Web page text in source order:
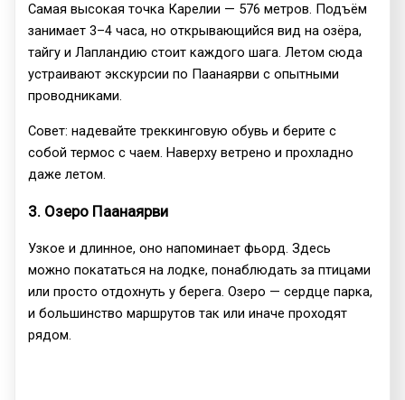
Самая высокая точка Карелии — 576 метров. Подъём
занимает 3–4 часа, но открывающийся вид на озёра,
тайгу и Лапландию стоит каждого шага. Летом сюда
устраивают экскурсии по Паанаярви с опытными
проводниками.
Совет: надевайте треккинговую обувь и берите с
собой термос с чаем. Наверху ветрено и прохладно
даже летом.
3. Озеро Паанаярви
Узкое и длинное, оно напоминает фьорд. Здесь
можно покататься на лодке, понаблюдать за птицами
или просто отдохнуть у берега. Озеро — сердце парка,
и большинство маршрутов так или иначе проходят
рядом.